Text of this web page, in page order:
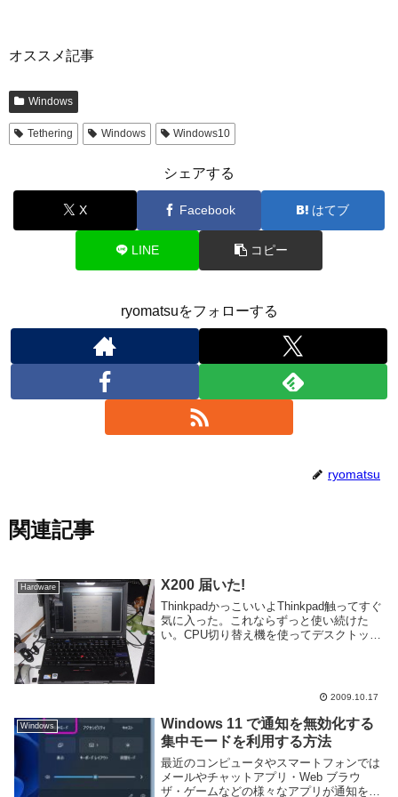
オススメ記事
Windows
Tethering Windows Windows10
シェアする
X Facebook はてブ
LINE コピー
ryomatsuをフォローする
ryomatsu
関連記事
Hardware X200 届いた!
ThinkpadかっこいいよThinkpad触ってすぐ
気に入った。これならずっと使い続けた
い。CPU切り替え機を使ってデスクトップ
2009.10.17
Windows
Windows 11 で通知を無効化する
集中モードを利用する方法
最近のコンピュータやスマートフォンでは
メールやチャットアプリ・Web ブラウ
ザ・ゲームなどの様々なアプリが通知を送